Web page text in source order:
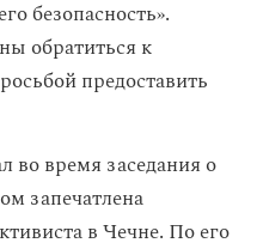
безопасность».
обратиться к
предоставить
во время заседания о
запечатлена
в Чечне. По его